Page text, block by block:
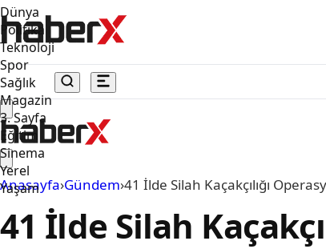
Dünya
Politika
Teknoloji
Spor
Sağlık
Magazin
3. Sayfa
Eğitim
Sinema
Yerel
Yaşam
Anasayfa›Gündem›41 İlde Silah Kaçakçılığı
41 İlde Silah